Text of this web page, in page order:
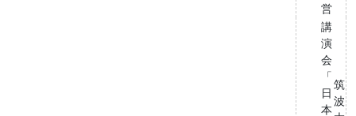
営
講
演
会
「
日
本
筑
波